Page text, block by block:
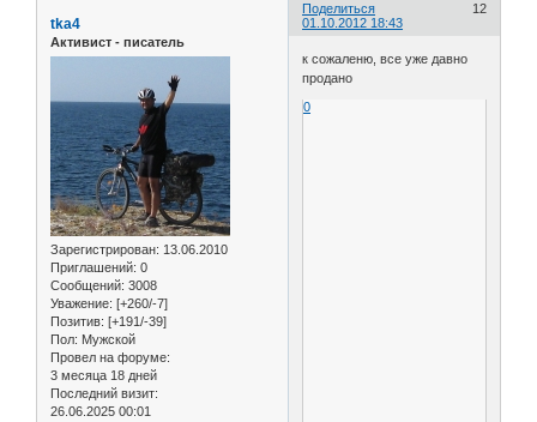
Поделиться
12
01.10.2012 18:43
tka4
Активист - писатель
Зарегистрирован: 13.06.2010
Приглашений: 0
Сообщений: 3008
Уважение: [+260/-7]
Позитив: [+191/-39]
Пол: Мужской
Провел на форуме:
3 месяца 18 дней
Последний визит:
26.06.2025 00:01
к сожаленю, все уже давно
продано
0